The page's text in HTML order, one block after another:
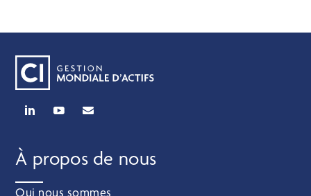
À propos de nous
Qui nous sommes